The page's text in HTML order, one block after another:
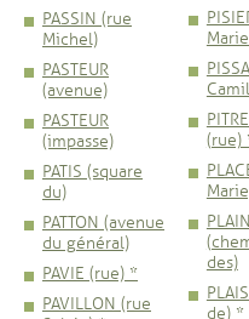
PASSIN (rue
Michel)
PASTEUR
(avenue)
PASTEUR
(impasse)
PATIS (square
du)
PATTON (avenue
du général)
PAVIE (rue) *
PAVILLON (rue
(rue)
des)
de) *